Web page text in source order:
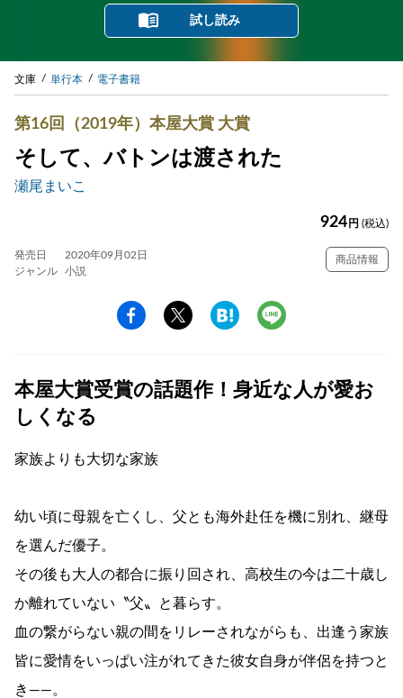
試し読み
文庫 単行本 電子書籍
第16回（2019年）本屋大賞 大賞
そして、バトンは渡された
瀬尾まいこ
924 円 (税込)
発売日
2020年09月02日
ジャンル
小説
商品情報
本屋大賞受賞の話題作！身近な人が愛お
しくなる
家族よりも大切な家族
幼い頃に母親を亡くし、父とも海外赴任を機に別れ、継母
を選んだ優子。
その後も大人の都合に振り回され、高校生の今は二十歳し
か離れていない〝父〟と暮らす。
血の繋がらない親の間をリレーされながらも、出逢う家族
皆に愛情をいっぱい注がれてきた彼女自身が伴侶を持つと
き――。